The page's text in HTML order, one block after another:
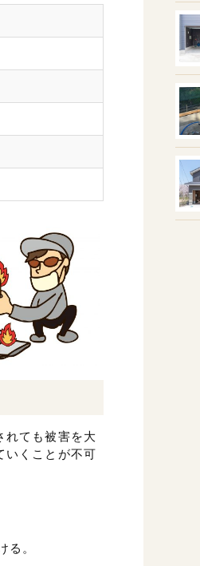
れても被害を大
いくことが不可
る。